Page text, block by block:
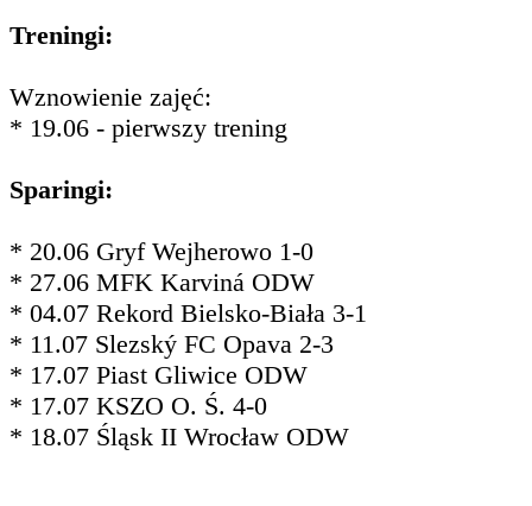
Treningi:
Wznowienie zajęć:
* 19.06 - pierwszy trening
Sparingi:
* 20.06 Gryf Wejherowo 1-0
* 27.06 MFK Karviná ODW
* 04.07 Rekord Bielsko-Biała 3-1
* 11.07 Slezský FC Opava 2-3
* 17.07 Piast Gliwice ODW
* 17.07 KSZO O. Ś. 4-0
* 18.07 Śląsk II Wrocław ODW